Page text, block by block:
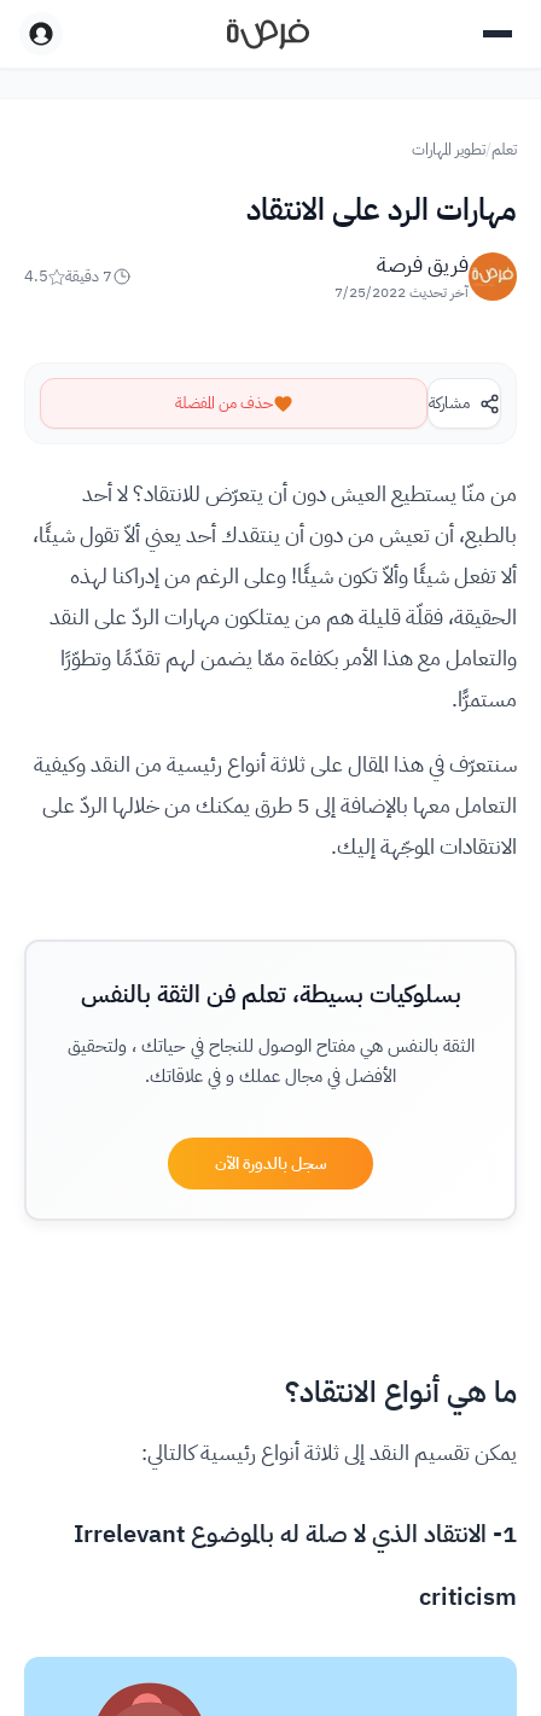
تعلم/تطوير المهارات
مهارات الرد على الانتقاد
فريق فرصة
آخر تحديث7/25/2022
7 دقيقة 4.5
مشاركة حذف من المفضلة
من منّا يستطيع العيش دون أن يتعرّض للانتقاد؟ لا أحد
بالطبع، أن تعيش من دون أن ينتقدك أحد يعني ألاّ تقول شيئًا،
ألا تفعل شيئًا وألاّ تكون شيئًا! وعلى الرغم من إدراكنا لهذه
الحقيقة، فقلّة قليلة هم من يمتلكون مهارات الردّ على النقد
والتعامل مع هذا الأمر بكفاءة ممّا يضمن لهم تقدّمًا وتطوّرًا
مستمرًّا.
سنتعرّف في هذا المقال على ثلاثة أنواع رئيسية من النقد وكيفية
التعامل معها بالإضافة إلى 5 طرق يمكنك من خلالها الردّ على
الانتقادات الموجّهة إليك.
بسلوكيات بسيطة، تعلم فن الثقة بالنفس
الثقة بالنفس هي مفتاح الوصول للنجاح في حياتك ، ولتحقيق
الأفضل في مجال عملك و في علاقاتك.
سجل بالدورة الآن
ما هي أنواع الانتقاد؟
يمكن تقسيم النقد إلى ثلاثة أنواع رئيسية كالتالي:
1- الانتقاد الذي لا صلة له بالموضوع Irrelevant
criticism